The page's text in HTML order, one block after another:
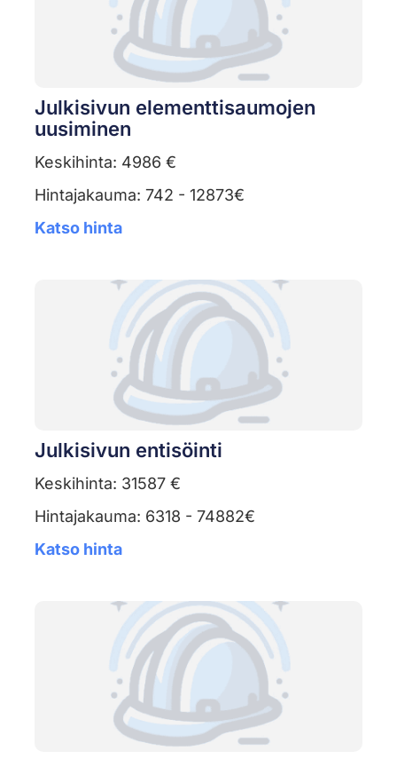
Julkisivun elementtisaumojen
uusiminen
Keskihinta: 4986 €
Hintajakauma: 742 - 12873€
Katso hinta
Julkisivun entisöinti
Keskihinta: 31587 €
Hintajakauma: 6318 - 74882€
Katso hinta